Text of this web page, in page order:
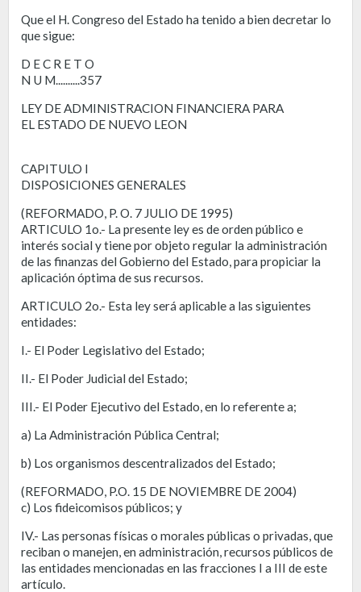
Que el H. Congreso del Estado ha tenido a bien decretar lo
que sigue:
D E C R E T O
N U M..........357
LEY DE ADMINISTRACION FINANCIERA PARA
EL ESTADO DE NUEVO LEON
CAPITULO I
DISPOSICIONES GENERALES
(REFORMADO, P. O. 7 JULIO DE 1995)
ARTICULO 1o.- La presente ley es de orden público e
interés social y tiene por objeto regular la administración
de las finanzas del Gobierno del Estado, para propiciar la
aplicación óptima de sus recursos.
ARTICULO 2o.- Esta ley será aplicable a las siguientes
entidades:
I.- El Poder Legislativo del Estado;
II.- El Poder Judicial del Estado;
III.- El Poder Ejecutivo del Estado, en lo referente a;
a) La Administración Pública Central;
b) Los organismos descentralizados del Estado;
(REFORMADO, P.O. 15 DE NOVIEMBRE DE 2004)
c) Los fideicomisos públicos; y
IV.- Las personas físicas o morales públicas o privadas, que
reciban o manejen, en administración, recursos públicos de
las entidades mencionadas en las fracciones I a III de este
artículo.